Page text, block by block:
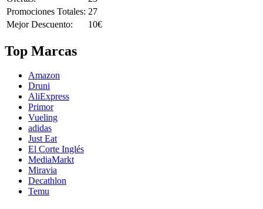
Promociones Totales: 27
Mejor Descuento:
10€
Top Marcas
Amazon
Druni
AliExpress
Primor
Vueling
adidas
Just Eat
El Corte Inglés
MediaMarkt
Miravia
Decathlon
Temu